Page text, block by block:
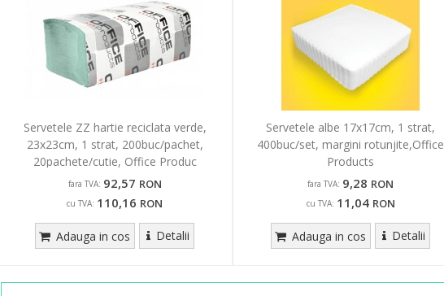
Servetele ZZ hartie reciclata verde,
23x23cm, 1 strat, 200buc/pachet,
20pachete/cutie, Office Produc
fara TVA: 92,57 RON
cu TVA: 110,16 RON
Adauga in cos Detalii
Servetele albe 17x17cm, 1 strat,
400buc/set, margini rotunjite,Office
Products
fara TVA: 9,28 RON
cu TVA: 11,04 RON
Adauga in cos Detalii